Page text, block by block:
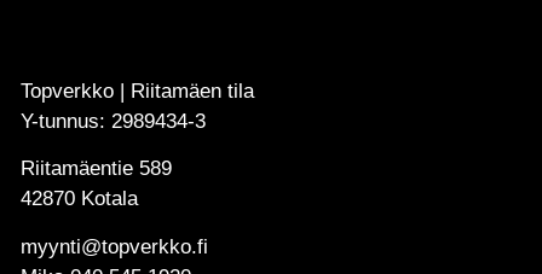
Topverkko | Riitamäen tila
Y-tunnus: 2989434-3
Riitamäentie 589
42870 Kotala
myynti@topverkko.fi